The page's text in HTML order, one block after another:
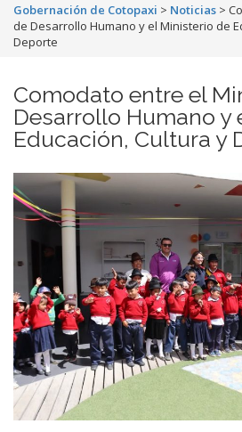
Gobernación de Cotopaxi > Noticias >
de Desarrollo Humano y el Ministerio de
Deporte
Comodato entre el
Desarrollo Humano y
Educación, Cultura y